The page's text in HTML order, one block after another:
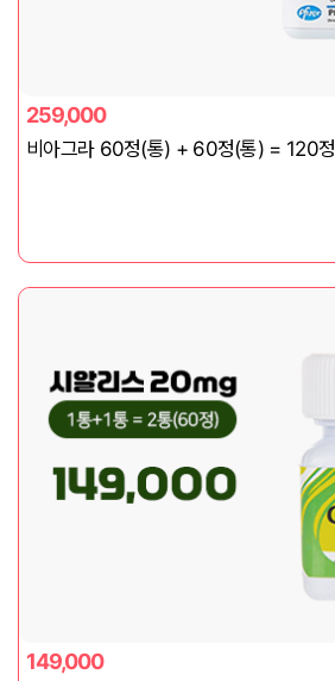
259,000
비아그라 60정(통) + 60정(통) = 120정
149,000